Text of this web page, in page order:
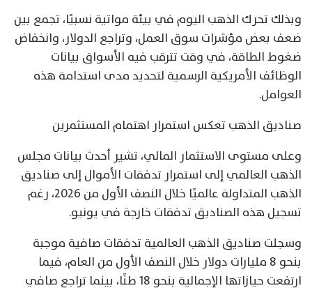
وبذلك تحرك الذهب اليوم في بيئة مواتية نسبيًا، تجمع بين
ضعف بعض مؤشرات سوق العمل، وتراجع الدولار، وانخفاض
ضغوط الطاقة، في وقت تترقب فيه الأسواق بيانات
الوظائف الأمريكية الرسمية لتحديد مدى استدامة هذه
العوامل.
صناديق الذهب تعكس استمرار اهتمام المستثمرين
وعلى مستوى الاستثمار المالي، تشير أحدث بيانات مجلس
الذهب العالمي إلى استمرار تدفقات الأموال إلى صناديق
الذهب المتداولة عالميًا خلال النصف الأول من 2026، رغم
تسجيل هذه الصناديق تدفقات خارجة في يونيو.
وسجلت صناديق الذهب العالمية تدفقات صافية موجبة
بنحو 8 مليارات دولار خلال النصف الأول من العام، فيما
ارتفعت حيازاتها الإجمالية بنحو 18 طنًا، بينما تراجع صافي